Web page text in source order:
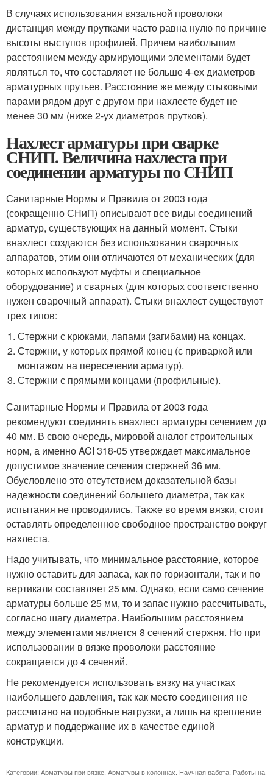
В случаях использования вязальной проволоки
дистанция между прутками часто равна нулю по причине
высоты выступов профилей. Причем наибольшим
расстоянием между армирующими элементами будет
являться то, что составляет не больше 4-ех диаметров
арматурных прутьев. Расстояние же между стыковыми
парами рядом друг с другом при нахлесте будет не
менее 30 мм (ниже 2-ух диаметров прутков).
Нахлест арматуры при сварке
СНИП. Величина нахлеста при
соединении арматуры по СНИП
Санитарные Нормы и Правила от 2003 года
(сокращенно СНиП) описывают все виды соединений
арматур, существующих на данный момент. Стыки
внахлест создаются без использования сварочных
аппаратов, этим они отличаются от механических (для
которых используют муфты и специальное
оборудование) и сварных (для которых соответственно
нужен сварочный аппарат). Стыки внахлест существуют
трех типов:
Стержни с крюками, лапами (загибами) на концах.
Стержни, у которых прямой конец (с приваркой или
монтажом на пересечении арматур).
Стержни с прямыми концами (профильные).
Санитарные Нормы и Правила от 2003 года
рекомендуют соединять внахлест арматуры сечением до
40 мм. В свою очередь, мировой аналог строительных
норм, а именно ACI 318-05 утверждает максимальное
допустимое значение сечения стержней 36 мм.
Обусловлено это отсутствием доказательной базы
надежности соединений большего диаметра, так как
испытания не проводились. Также во время вязки, стоит
оставлять определенное свободное пространство вокруг
нахлеста.
Надо учитывать, что минимальное расстояние, которое
нужно оставить для запаса, как по горизонтали, так и по
вертикали составляет 25 мм. Однако, если само сечение
арматуры больше 25 мм, то и запас нужно рассчитывать,
согласно шагу диаметра. Наибольшим расстоянием
между элементами является 8 сечений стержня. Но при
использовании в вязке проволоки расстояние
сокращается до 4 сечений.
Не рекомендуется использовать вязку на участках
наибольшего давления, так как место соединения не
рассчитано на подобные нагрузки, а лишь на крепление
арматур и поддержание их в качестве единой
конструкции.
Категории: Арматуры при вязке Арматуры в колоннах Научная работа Работы на